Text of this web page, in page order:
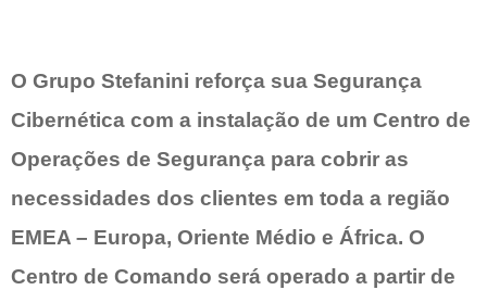
O Grupo Stefanini reforça sua Segurança
Cibernética com a instalação de um Centro de
Operações de Segurança para cobrir as
necessidades dos clientes em toda a região
EMEA – Europa, Oriente Médio e África. O
Centro de Comando será operado a partir de